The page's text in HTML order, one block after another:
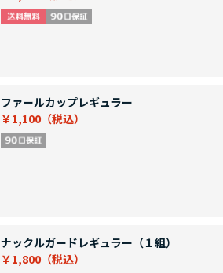
ファールカップレギュラー
￥1,100
ナックルガードレギュラー（１組）
￥1,800